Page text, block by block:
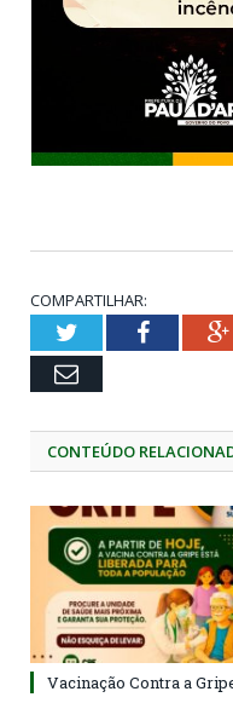
COMPARTILHAR:
TwitterFacebook
Email
CONTEÚDO
Vacinação Contra a